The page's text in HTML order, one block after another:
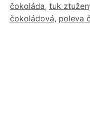
čokoláda, tuk
čokoládová, poleva